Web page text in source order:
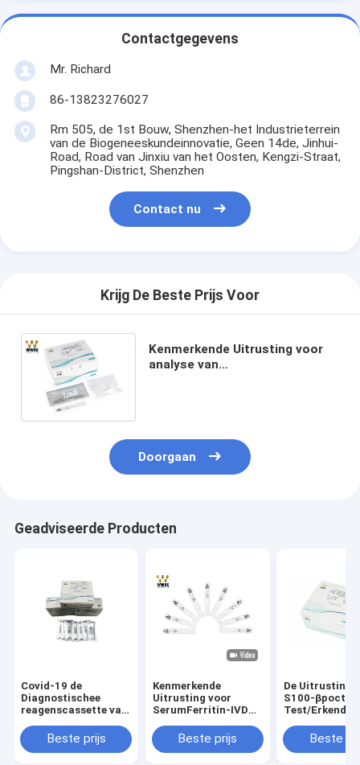
Contactgegevens
Mr. Richard
86-13823276027
Rm 505, de 1st Bouw, Shenzhen-het Industrieterrein
van de Biogeneeskundeinnovatie, Geen 14de, Jinhui-
Road, Road van Jinxiu van het Oosten, Kengzi-Straat,
Pingshan-District, Shenzhen
Contact nu
Krijg De Beste Prijs Voor
Kenmerkende Uitrusting voor
analyse van
Doorgaan
Geadviseerde Producten
Covid-19 de
Diagnostischee
reagenscassette van
van de Antigeen
Snelle Test
Beste prijs
Kenmerkende
Uitrusting voor
SerumFerritin-IVD
Testuitrusting
Beschikbare Bloed
Beste prijs
De Uitrusting
S100-βpoct
Test/Erkend
Kit ISO 13485
Beste